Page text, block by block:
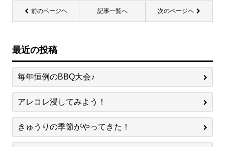
前のページヘ 記事一覧へ 次のページヘ
最近の投稿
毎年恒例のBBQ大会♪
アレコレ浸してみよう！
きゅうりの季節がやってきた！